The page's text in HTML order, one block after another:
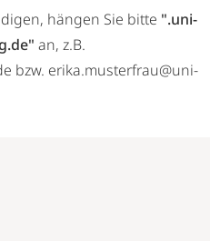
hängen Sie bitte ".uni-
an, z.B.
bzw. erika.musterfrau@uni-